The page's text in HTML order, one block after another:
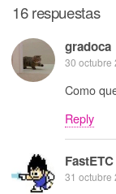
16 respuestas
gradoca
30 octubre
Como
Reply
FastETC
31 octubre